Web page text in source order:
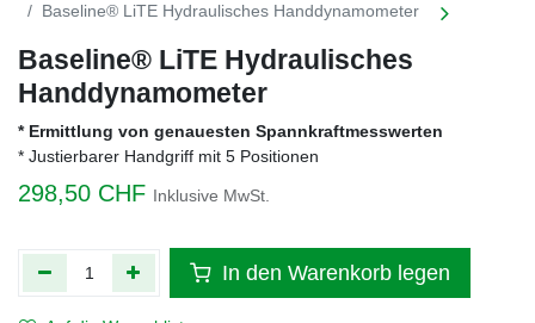
Baseline® LiTE Hydraulisches Handdynamometer
Baseline® LiTE Hydraulisches
Handdynamometer
* Ermittlung von genauesten Spannkraftmesswerten
* Justierbarer Handgriff mit 5 Positionen
298,50 CHF Inklusive MwSt.
In den Warenkorb legen